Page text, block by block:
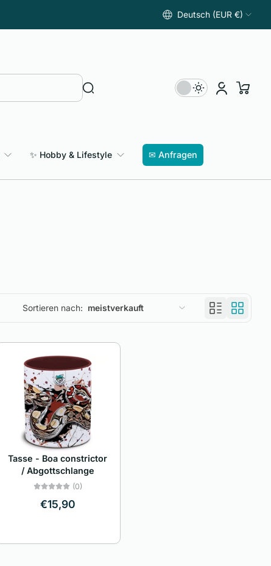
Deutsch (EUR €)
✨ Hobby & Lifestyle ✉ Anfragen
Sortieren nach: meistverkauft
Preis, niedrig nach hoch
Datum, neu zu alt
Tasse - Boa constrictor
/ Abgottschlange
(0)
€15,90